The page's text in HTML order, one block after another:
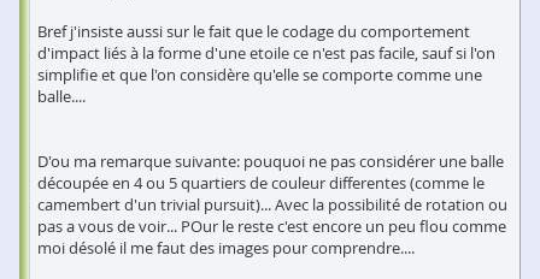
Bref j'insiste aussi sur le fait que le codage du comportement
d'impact liés à la forme d'une etoile ce n'est pas facile, sauf si l'on
simplifie et que l'on considère qu'elle se comporte comme une
balle....
D'ou ma remarque suivante: pouquoi ne pas considérer une balle
découpée en 4 ou 5 quartiers de couleur differentes (comme le
camembert d'un trivial pursuit)... Avec la possibilité de rotation ou
pas a vous de voir... POur le reste c'est encore un peu flou comme
moi désolé il me faut des images pour comprendre....